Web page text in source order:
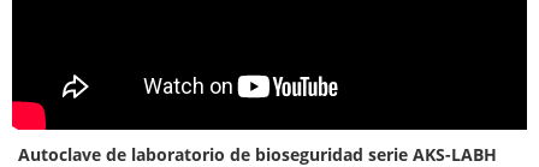
Autoclave de laboratorio de bioseguridad serie AKS-LABH